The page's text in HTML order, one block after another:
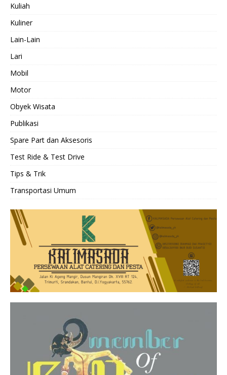
Kuliah
Kuliner
Lain-Lain
Lari
Mobil
Motor
Obyek Wisata
Publikasi
Spare Part dan Aksesoris
Test Ride & Test Drive
Tips & Trik
Transportasi Umum